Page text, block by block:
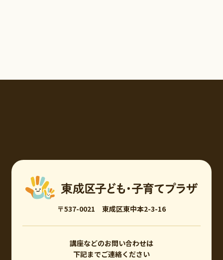
〒537-0021 東成区東中本2-3-16
講座などのお問い合わせは
下記までご連絡ください